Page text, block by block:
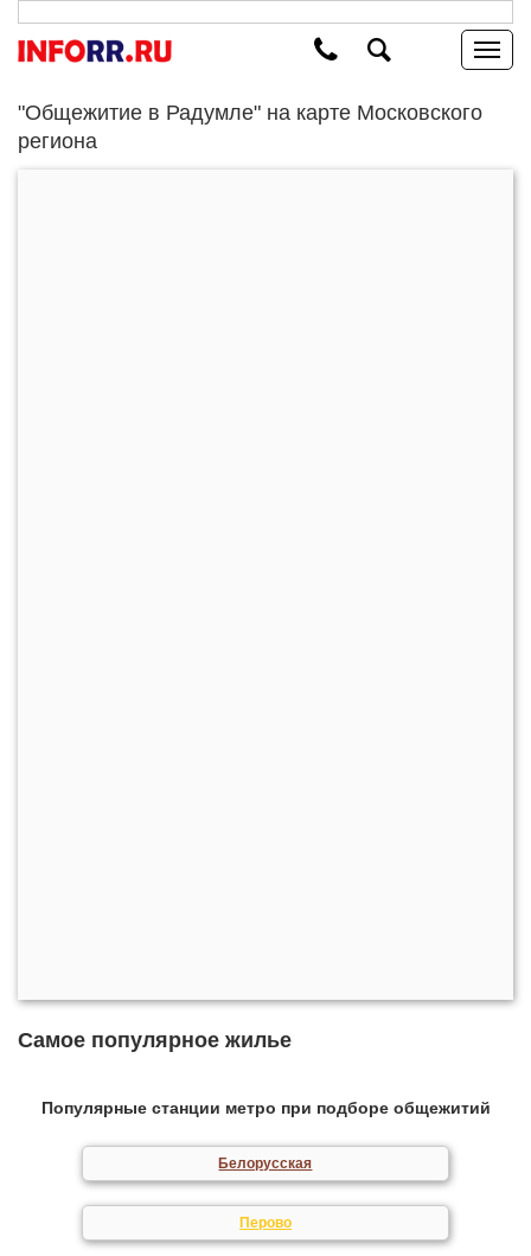
"Общежитие в Радумле" на карте Московского
региона
Самое популярное жилье
Популярные станции метро при подборе общежитий
Белорусская
Перово